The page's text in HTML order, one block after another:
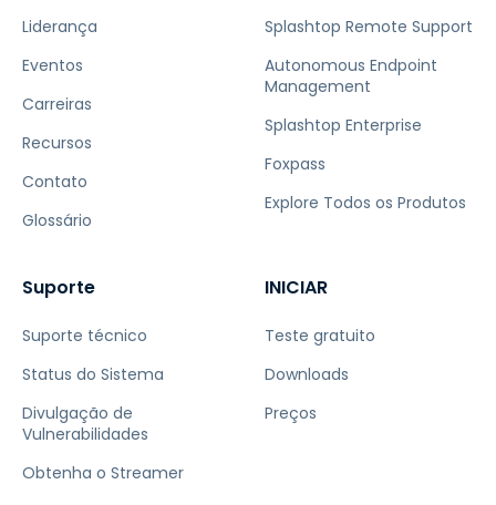
Liderança
Eventos
Carreiras
Recursos
Contato
Glossário
Splashtop Remote Support
Autonomous Endpoint
Management
Splashtop Enterprise
Foxpass
Explore Todos os Produtos
Suporte
Suporte técnico
Status do Sistema
Divulgação de
Vulnerabilidades
Obtenha o Streamer
INICIAR
Teste gratuito
Downloads
Preços